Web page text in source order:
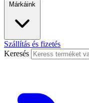
Márkáink
Szállítás és fizetés
Keresés